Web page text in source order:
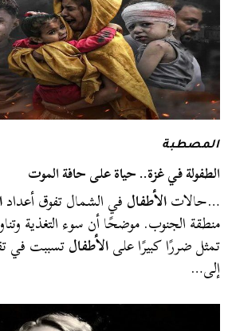
المصطبة
الطفولة في غزة.. حياة على حافة الموت
…حالاتالأطفالفي الشمال تفوق أعداد
منطقة الجنوب. موضحًا أن سوء التغذية
تمثل ضررًا كبيرًا علىالأطفالتسببت في
إلى…